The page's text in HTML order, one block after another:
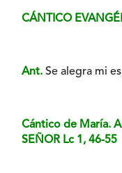
CÁNTICO
Ant. Se alegra mi
Cántico de María.
SEÑOR Lc 1, 46-55